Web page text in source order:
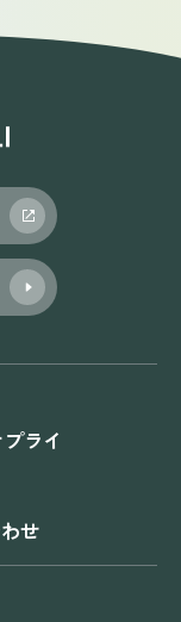
ライ
せ